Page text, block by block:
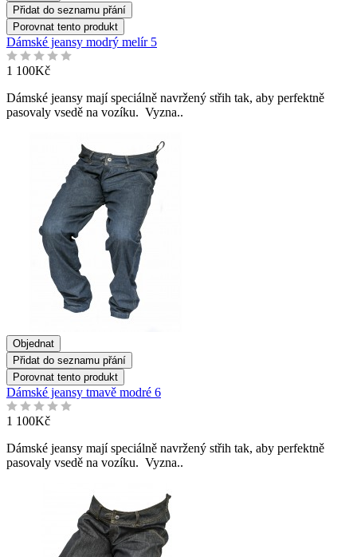
Přidat do seznamu přání
Porovnat tento produkt
Dámské jeansy modrý melír 5
1 100Kč
Dámské jeansy mají speciálně navržený střih tak, aby perfektně
pasovaly vsedě na vozíku. Vyzna..
Objednat
Přidat do seznamu přání
Porovnat tento produkt
Dámské jeansy tmavě modré 6
1 100Kč
Dámské jeansy mají speciálně navržený střih tak, aby perfektně
pasovaly vsedě na vozíku. Vyzna..